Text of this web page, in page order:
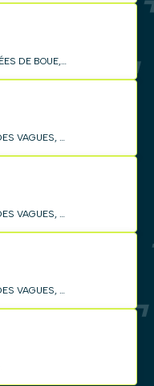
AVALANCHE, INONDATIONS ET/OU COULÉES DE BOUE, INONDATIONS REMONTÉE NAPPE, MOUVEMENT DE TERRAIN, SÉCHERESSE, VENTS CYCLONIQUES
CHOCS MÉCANIQUES LIÉS À L'ACTION DES VAGUES, INONDATIONS ET/OU COULÉES DE BOUE, INONDATIONS REMONTÉE NAPPE, MOUVEMENT DE TERRAIN, SÉCHERESSE, SECOUSSE SISMIQUE
CHOCS MÉCANIQUES LIÉS À L'ACTION DES VAGUES, INONDATIONS ET/OU COULÉES DE BOUE, INONDATIONS REMONTÉE NAPPE, MOUVEMENT DE TERRAIN, SÉCHERESSE, SECOUSSE SISMIQUE, VENTS CYCLONIQUES
CHOCS MÉCANIQUES LIÉS À L'ACTION DES VAGUES, INONDATIONS ET/OU COULÉES DE BOUE, MOUVEMENT DE TERRAIN, SÉCHERESSE, SECOUSSE SISMIQUE, VENTS CYCLONIQUES